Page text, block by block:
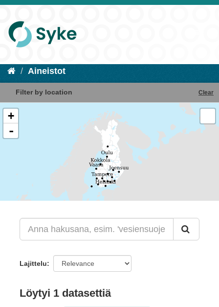
Aineistot
Filter by location Clear
+
-
Lajittelu
Löytyi 1 datasettiä